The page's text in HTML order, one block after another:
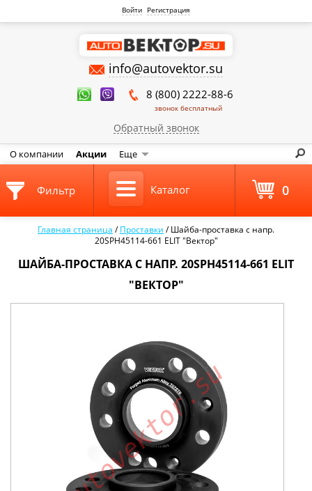
Войти Регистрация
info@autovektor.su
8 (800) 2222-88-6
звонок бесплатный
Обратный звонок
О компании Акции Еще
Главная страница /Проставки /Шайба-проставка с напр.
20SPH45114-661 ELIT "Вектор"
ШАЙБА-ПРОСТАВКА С НАПР. 20SPH45114-661 ELIT
"ВЕКТОР"
Фильтр Каталог 0